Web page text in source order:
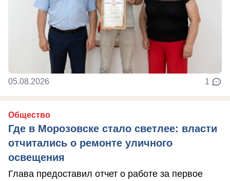
05.08.2026 1
Общество
Где в Морозовске стало светлее: власти
отчитались о ремонте уличного
освещения
Глава предоставил отчет о работе за первое